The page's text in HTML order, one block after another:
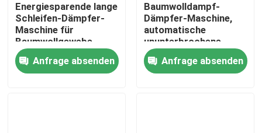
Energiesparende lange
Schleifen-Dämpfer-
Maschine für
Baumwollgewebe-
Textildrucken
Anfrage absenden
Baumwolldampf-
Dämpfer-Maschine,
automatische
ununterbrochene
Textildampfer-
Maschine
Anfrage absenden